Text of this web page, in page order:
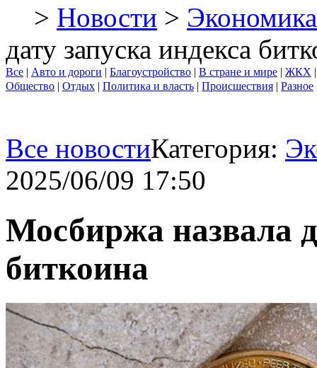
> Новости >
дату запуска индекса
Все | Авто и дороги | Благоустройство | В стране и мире | ЖКХ
Общество | Отдых | Политика и власть | Происшествия | Разное
Все новостиКатегория:
2025/06/09 17:50
Мосбиржа назвала
биткоина